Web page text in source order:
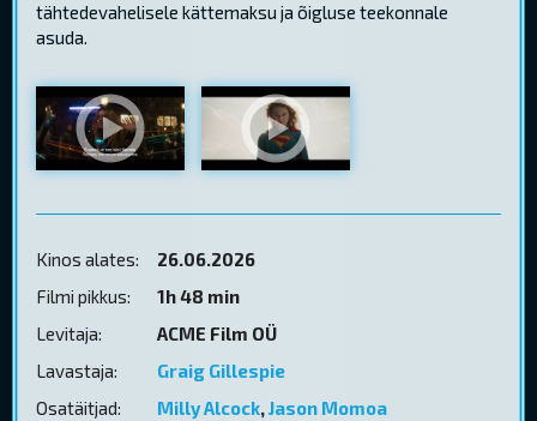
tähtedevahelisele kättemaksu ja õigluse teekonnale
asuda.
Kinos alates:
26.06.2026
Filmi pikkus:
1h 48 min
Levitaja:
ACME Film OÜ
Lavastaja:
Graig Gillespie
Osatäitjad:
Milly Alcock,Jason Momoa